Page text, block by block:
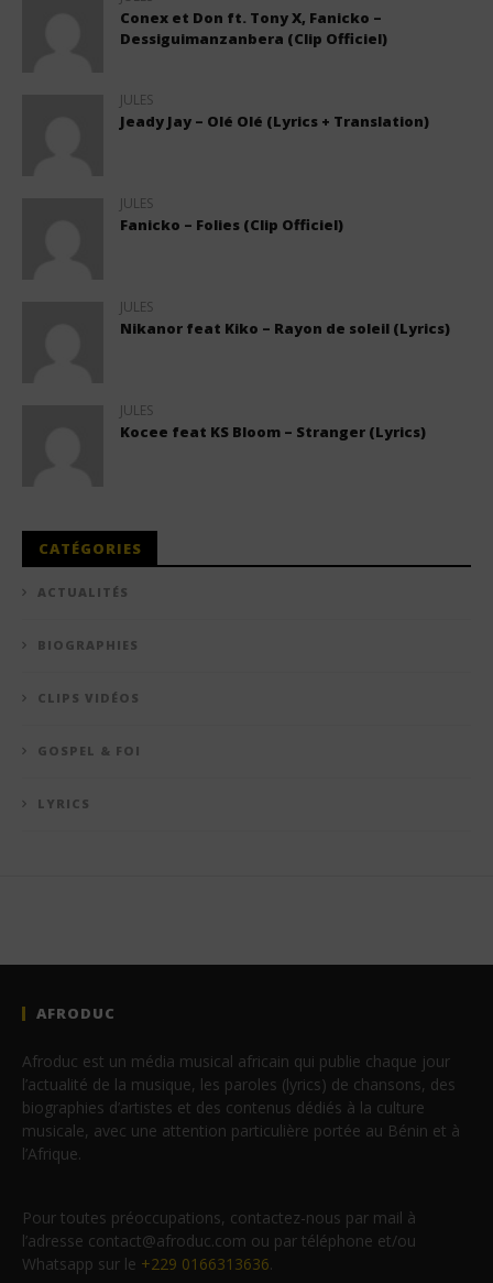
Conex et Don ft. Tony X, Fanicko –
Dessiguimanzanbera (Clip Officiel)
JULES
Jeady Jay – Olé Olé (Lyrics + Translation)
JULES
Fanicko – Folies (Clip Officiel)
JULES
Nikanor feat Kiko – Rayon de soleil (Lyrics)
JULES
Kocee feat KS Bloom – Stranger (Lyrics)
CATÉGORIES
ACTUALITÉS
BIOGRAPHIES
CLIPS VIDÉOS
GOSPEL & FOI
LYRICS
AFRODUC
Afroduc est un média musical africain qui publie chaque jour
l’actualité de la musique, les paroles (lyrics) de chansons, des
biographies d’artistes et des contenus dédiés à la culture
musicale, avec une attention particulière portée au Bénin et à
l’Afrique.
Pour toutes préoccupations, contactez-nous par mail à
l’adresse contact@afroduc.com ou par téléphone et/ou
Whatsapp sur le +229 0166313636.